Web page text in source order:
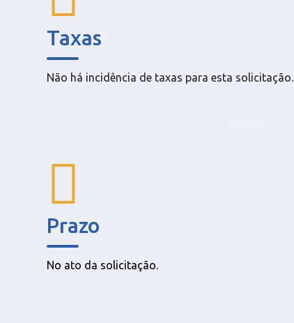
Taxas
Não há incidência de taxas para esta solicitação.
Prazo
No ato da solicitação.